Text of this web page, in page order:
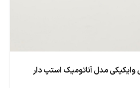
وایکیکی مدل آناتومیک استپ دار